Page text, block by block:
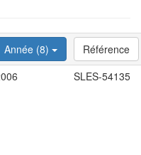
Année (8)
Référence
SLES-54135